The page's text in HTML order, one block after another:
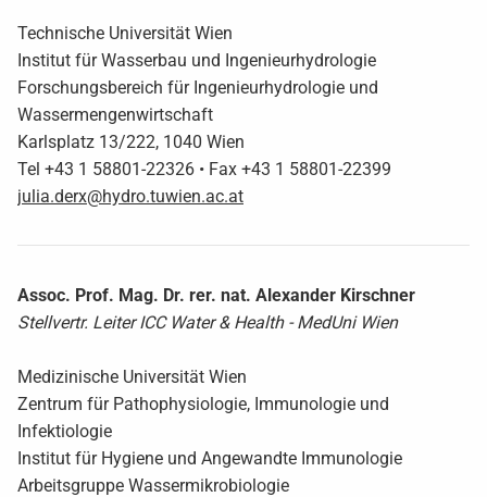
Technische Universität Wien
Institut für Wasserbau und Ingenieurhydrologie
Forschungsbereich für Ingenieurhydrologie und
Wassermengenwirtschaft
Karlsplatz 13/222, 1040 Wien
Tel +43 1 58801-22326 • Fax +43 1 58801-22399
julia.derx@hydro.tuwien.ac.at
Assoc. Prof. Mag. Dr. rer. nat. Alexander Kirschner
Stellvertr. Leiter ICC Water & Health - MedUni Wien
Medizinische Universität Wien
Zentrum für Pathophysiologie, Immunologie und
Infektiologie
Institut für Hygiene und Angewandte Immunologie
Arbeitsgruppe Wassermikrobiologie